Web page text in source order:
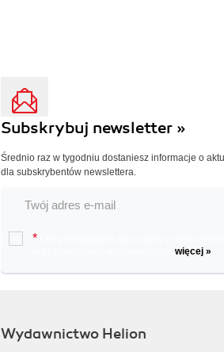
Subskrybuj newsletter »
Średnio raz w tygodniu dostaniesz informacje o
dla subskrybentów newslettera.
*
więcej »
Wydawnictwo Helion